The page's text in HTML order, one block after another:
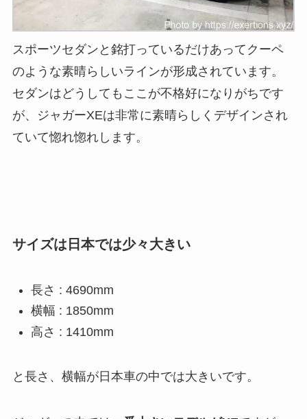
スポーツセダンと銘打っているだけあってクーペ
のような素晴らしいラインが形成されています。
セダンはどうしてもここが不格好になりがちです
が、ジャガーXEは非常に素晴らしくデザインされ
ていて惚れ惚れします。
サイズは日本では少々大きい
長さ : 4690mm
横幅 : 1850mm
高さ : 1410mm
と長さ、横幅が日本車の中では大きいです。